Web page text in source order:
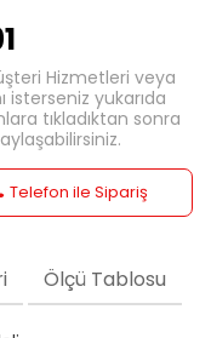
Hizmetleri veya
isterseniz yukarıda
tıkladıktan sonra
Telefon ile Sipariş
Ölçü Tablosu